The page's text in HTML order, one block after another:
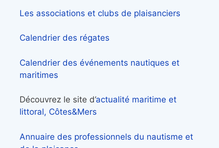
Les associations et clubs de plaisanciers
Calendrier des régates
Calendrier des événements nautiques et
maritimes
Découvrez le site d’actualité maritime et
littoral, Côtes&Mers
Annuaire des professionnels du nautisme et